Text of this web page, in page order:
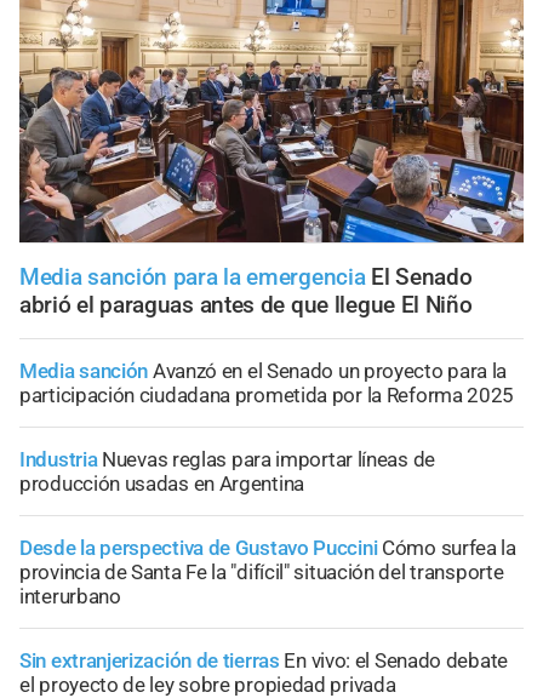
Media sanción para la emergencia El Senado
abrió el paraguas antes de que llegue El Niño
Media sanción Avanzó en el Senado un proyecto para la
participación ciudadana prometida por la Reforma 2025
Industria Nuevas reglas para importar líneas de
producción usadas en Argentina
Desde la perspectiva de Gustavo Puccini Cómo surfea la
provincia de Santa Fe la "difícil" situación del transporte
interurbano
Sin extranjerización de tierras En vivo: el Senado debate
el proyecto de ley sobre propiedad privada